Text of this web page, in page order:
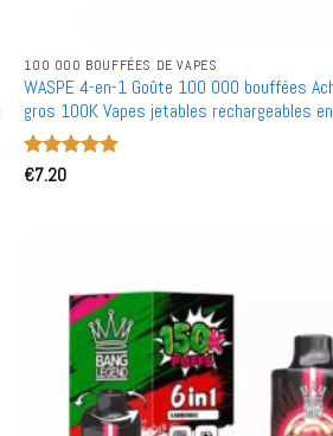
100 000 BOUFFÉES DE VAPES
WASPE 4-en-1 Goûte 100 000 bouffées
gros 100K Vapes jetables rechargeables
Note
€7.20